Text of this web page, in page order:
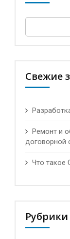
Найти:
Свежие
Ремонт и
договорной
Что такое
Рубрики